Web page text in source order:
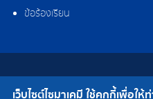
ข้อร้องเรียน
สงวนลิขสิทธิ์ ©
เว็บไซต์ไซมาเคมี ใช้คุกกี้เพื่อใ